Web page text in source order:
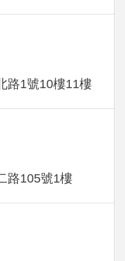
路1號10樓11樓
路105號1樓